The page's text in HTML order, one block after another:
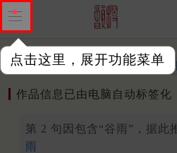
点击这里，展开功能菜单
作品 标注四声 出处、引用
作品信息已由电脑自动标签化
第 2 句因包含“谷雨”，据此
雨